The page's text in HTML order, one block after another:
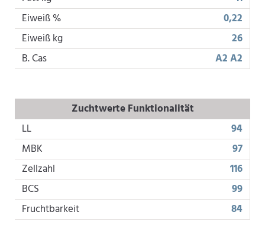
Eiweiß %
0,22
Eiweiß kg
26
B. Cas
A2 A2
Zuchtwerte Funktionalität
LL
94
MBK
97
Zellzahl
116
BCS
99
Fruchtbarkeit
84